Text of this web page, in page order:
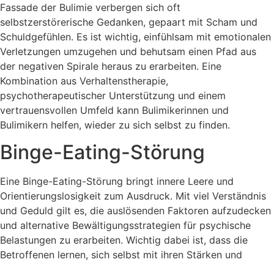
Fassade der Bulimie verbergen sich oft
selbstzerstörerische Gedanken, gepaart mit Scham und
Schuldgefühlen. Es ist wichtig, einfühlsam mit emotionalen
Verletzungen umzugehen und behutsam einen Pfad aus
der negativen Spirale heraus zu erarbeiten. Eine
Kombination aus Verhaltenstherapie,
psychotherapeutischer Unterstützung und einem
vertrauensvollen Umfeld kann Bulimikerinnen und
Bulimikern helfen, wieder zu sich selbst zu finden.
Binge-Eating-Störung
Eine Binge-Eating-Störung bringt innere Leere und
Orientierungslosigkeit zum Ausdruck. Mit viel Verständnis
und Geduld gilt es, die auslösenden Faktoren aufzudecken
und alternative Bewältigungsstrategien für psychische
Belastungen zu erarbeiten. Wichtig dabei ist, dass die
Betroffenen lernen, sich selbst mit ihren Stärken und